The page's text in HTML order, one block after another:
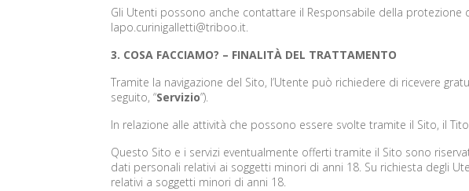
Gli Utenti possono anche contattare il Responsabile della
lapo.curinigalletti@triboo.it.
3. COSA FACCIAMO? – FINALITÀ DEL TRATTAMENTO
Tramite la navigazione del Sito, l’Utente può richiedere di ricevere
seguito, “Servizio”).
In relazione alle attività che possono essere svolte tramite il Sito, il
Questo Sito e i servizi eventualmente offerti tramite il Sito sono
dati personali relativi ai soggetti minori di anni 18. Su richiesta degli
relativi a soggetti minori di anni 18.